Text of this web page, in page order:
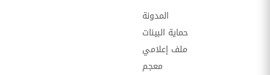
المدونة
حماية البينات
ملف إعلامي
معجم